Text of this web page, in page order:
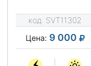
GREEN
код: SVT11302
Цена: 9 000